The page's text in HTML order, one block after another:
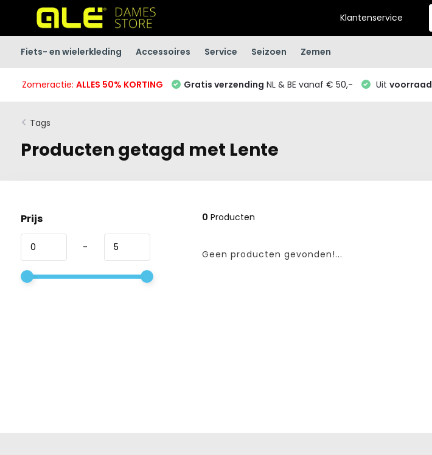
Klantenservice
Fiets- en wielerkleding Accessoires Service Seizoen Zemen
Zomeractie: ALLES 50% KORTING Gratis verzending NL & BE vanaf € 50,- Uit voorraad
Tags
Producten getagd met Lente
Prijs
-
0 Producten
Geen producten gevonden!...